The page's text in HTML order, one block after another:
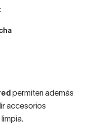
permiten además
accesorios